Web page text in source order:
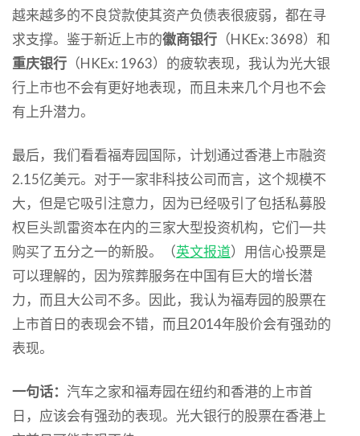
越来越多的不良贷款使其资产负债表很疲弱，都在寻
求支撑。鉴于新近上市的徽商银行 （HKEx: 3698）和
重庆银行 （HKEx: 1963）的疲软表现，我认为光大银
行上市也不会有更好地表现，而且未来几个月也不会
有上升潜力。
最后，我们看看福寿园国际，计划通过香港上市融资
2.15亿美元。对于一家非科技公司而言，这个规模不
大，但是它吸引注意力，因为已经吸引了包括私募股
权巨头凯雷资本在内的三家大型投资机构，它们一共
购买了五分之一的新股。（英文报道）用信心投票是
可以理解的，因为殡葬服务在中国有巨大的增长潜
力，而且大公司不多。因此，我认为福寿园的股票在
上市首日的表现会不错，而且2014年股价会有强劲的
表现。
一句话： 汽车之家和福寿园在纽约和香港的上市首
日，应该会有强劲的表现。光大银行的股票在香港上